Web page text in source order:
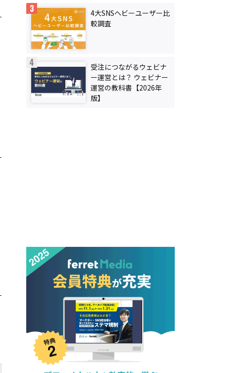
4大SNSヘビーユーザー比
較調査
受注につながるウェビナ
ー運営とは？ ウェビナー
運営の教科書【2026年
版】